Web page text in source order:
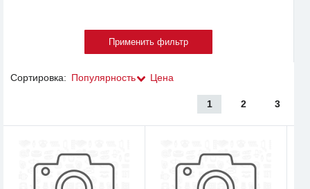
Сортировка: Популярность Цена
1 2 3